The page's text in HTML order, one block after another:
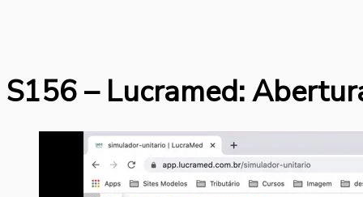
S156 – Lucramed: